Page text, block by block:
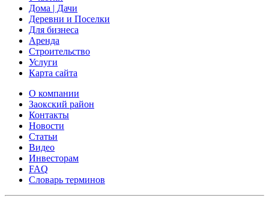
Дома | Дачи
Деревни и Поселки
Для бизнеса
Аренда
Строительство
Услуги
Карта сайта
О компании
Заокский район
Контакты
Новости
Статьи
Видео
Инвесторам
FAQ
Словарь терминов